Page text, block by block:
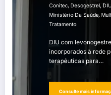
Conitec, Desogestrel, DIU
Ministério Da Saúde,
Tratamento
DIU com
incorporados à rede
terapêuticas para…
Consulte mais